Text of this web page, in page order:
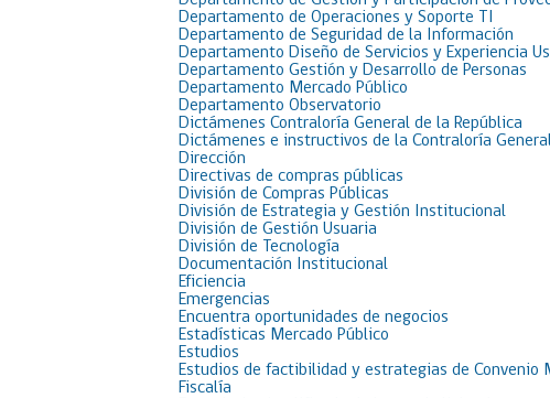
Departamento de Operaciones y Soporte TI
Departamento de Seguridad de la Información
Departamento Diseño de Servicios y Experiencia
Departamento Gestión y Desarrollo de Personas
Departamento Mercado Público
Departamento Observatorio
Dictámenes Contraloría General de la República
Dictámenes e instructivos de la Contraloría
Dirección
Directivas de compras públicas
División de Compras Públicas
División de Estrategia y Gestión Institucional
División de Gestión Usuaria
División de Tecnología
Documentación Institucional
Eficiencia
Emergencias
Encuentra oportunidades de negocios
Estadísticas Mercado Público
Estudios
Estudios de factibilidad y estrategias de Convenio
Fiscalía